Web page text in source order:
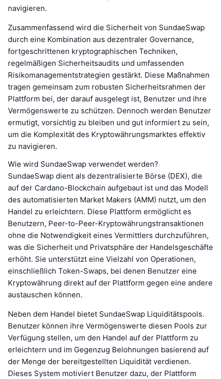
navigieren.
Zusammenfassend wird die Sicherheit von SundaeSwap
durch eine Kombination aus dezentraler Governance,
fortgeschrittenen kryptographischen Techniken,
regelmäßigen Sicherheitsaudits und umfassenden
Risikomanagementstrategien gestärkt. Diese Maßnahmen
tragen gemeinsam zum robusten Sicherheitsrahmen der
Plattform bei, der darauf ausgelegt ist, Benutzer und ihre
Vermögenswerte zu schützen. Dennoch werden Benutzer
ermutigt, vorsichtig zu bleiben und gut informiert zu sein,
um die Komplexität des Kryptowährungsmarktes effektiv
zu navigieren.
Wie wird SundaeSwap verwendet werden?
SundaeSwap dient als dezentralisierte Börse (DEX), die
auf der Cardano-Blockchain aufgebaut ist und das Modell
des automatisierten Market Makers (AMM) nutzt, um den
Handel zu erleichtern. Diese Plattform ermöglicht es
Benutzern, Peer-to-Peer-Kryptowährungstransaktionen
ohne die Notwendigkeit eines Vermittlers durchzuführen,
was die Sicherheit und Privatsphäre der Handelsgeschäfte
erhöht. Sie unterstützt eine Vielzahl von Operationen,
einschließlich Token-Swaps, bei denen Benutzer eine
Kryptowährung direkt auf der Plattform gegen eine andere
austauschen können.
Neben dem Handel bietet SundaeSwap Liquiditätspools.
Benutzer können ihre Vermögenswerte diesen Pools zur
Verfügung stellen, um den Handel auf der Plattform zu
erleichtern und im Gegenzug Belohnungen basierend auf
der Menge der bereitgestellten Liquidität verdienen.
Dieses System motiviert Benutzer dazu, der Plattform